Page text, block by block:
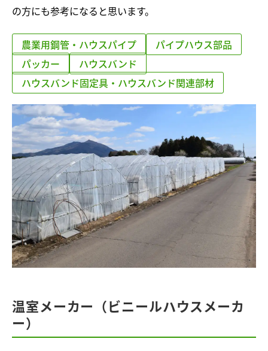
の方にも参考になると思います。
農業用鋼管・ハウスパイプ
パイプハウス部品
パッカー
ハウスバンド
ハウスバンド固定具・ハウスバンド関連部材
温室メーカー（ビニールハウスメーカ
ー）